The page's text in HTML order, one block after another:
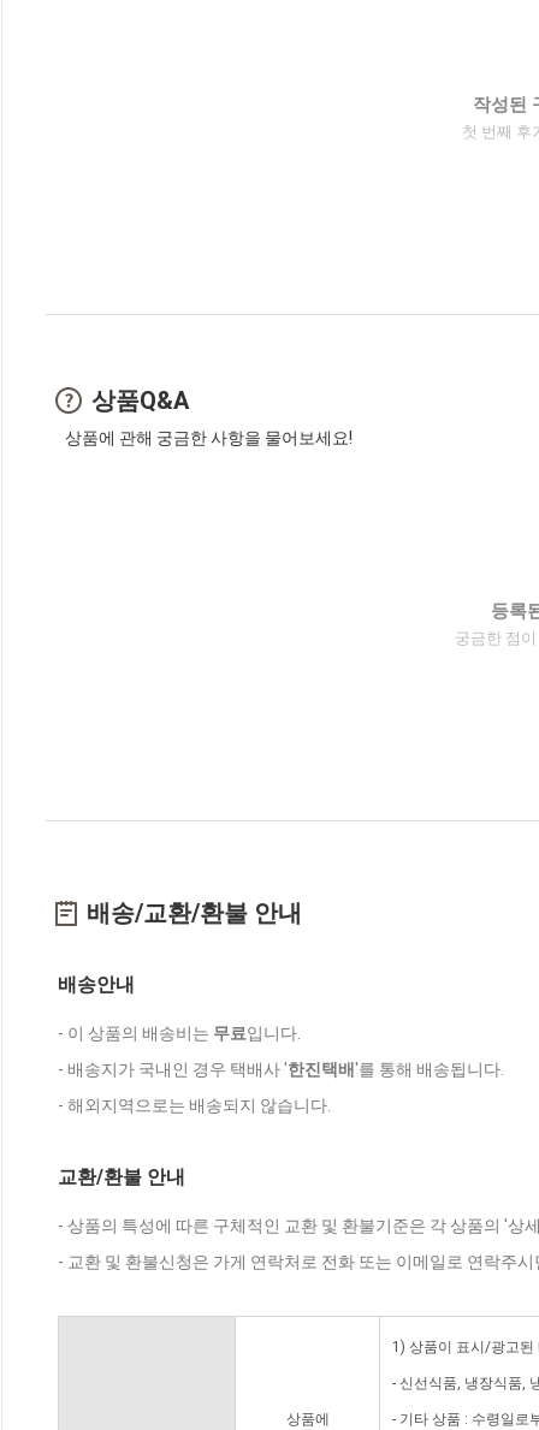
작성된
첫 번째 후
상품Q&A
상품에 관해 궁금한 사항을 물어보세요!
등록
궁금한 점
배송/교환/환불 안내
배송안내
- 이 상품의 배송비는 무료입니다.
- 배송지가 국내인 경우 택배사 '한진택배'를 통해 배송됩니다.
- 해외지역으로는 배송되지 않습니다.
교환/환불 안내
- 상품의 특성에 따른 구체적인 교환 및 환불기준은 각 상품의 '상
- 교환 및 환불신청은 가게 연락처로 전화 또는 이메일로 연락주
상품에
1) 상품이 표시/광고된
- 신선식품, 냉장식품,
- 기타 상품 : 수령일로